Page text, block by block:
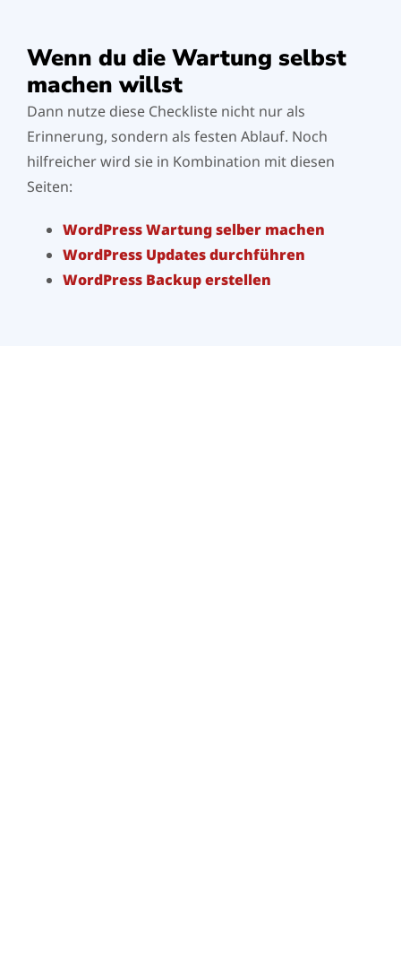
Wenn du die Wartung selbst
machen willst
Dann nutze diese Checkliste nicht nur als
Erinnerung, sondern als festen Ablauf. Noch
hilfreicher wird sie in Kombination mit diesen
Seiten:
WordPress Wartung selber machen
WordPress Updates durchführen
WordPress Backup erstellen